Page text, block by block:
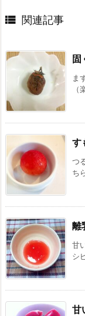
 関連記事
固
ま
す
つ
ち
離
甘
シ
甘